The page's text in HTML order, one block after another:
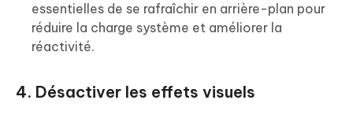
essentielles de se rafraîchir en arrière-plan pour
réduire la charge système et améliorer la
réactivité.
4. Désactiver les effets visuels